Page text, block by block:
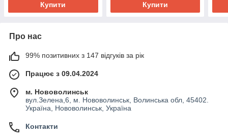
Купити Купити
Про нас
99% позитивних з 147 відгуків за рік
Працює з 09.04.2024
м. Нововолинськ
вул.Зелена,6, м. Нововолинськ, Волинська обл, 45402.
Україна, Нововолинськ, Україна
Контакти